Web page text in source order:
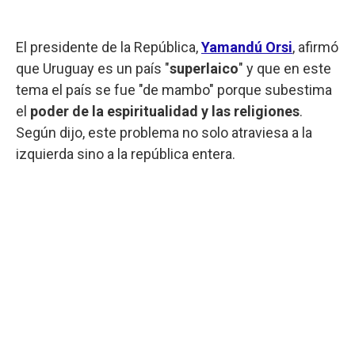
El presidente de la República,Yamandú Orsi, afirmó
que Uruguay es un país "superlaico" y que en este
tema el país se fue "de mambo" porque subestima
el poder de la espiritualidad y las religiones.
Según dijo, este problema no solo atraviesa a la
izquierda sino a la república entera.